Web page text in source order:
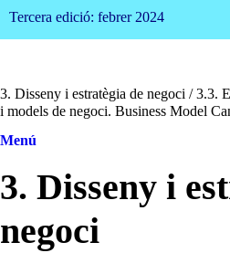
Tercera edició: febrer 2024
3. Disseny i estratègia de negoci / 3.3.
i models de negoci. Business Model
Menú
3. Disseny i
negoci